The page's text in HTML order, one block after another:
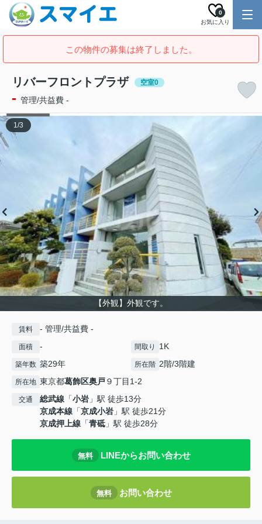
お気に入り
0
この物件の募集は終了しました。
リバーフロントプラザ 空室0
- 管理/共益費 -
【外観】外観です。
1/3
賃料 - 管理/共益費 -
面積 - 間取り 1K
築年数 築29年 所在階 2階/3階建
所在地 東京都葛飾区奥戸９丁目1-2
交通 総武線 「小岩 」駅 徒歩13分
京成本線 「京成小岩 」駅 徒歩21分
京成押上線 「青砥 」駅 徒歩28分
無料 LINEからお問い合わせ
無料 お問い合わせ